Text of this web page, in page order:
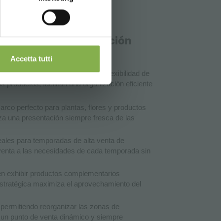
Accetta tutti
es una elección
la estética, funcionalidad y flexibilidad de
productos, facilitan una organización eficiente
perfecto para plantas, flores y productos
una presentación siempre fresca de las
para temporadas de alta venta de
a las necesidades de cada temporada sin
exhibir productos complementarios
maximiza el aprovechamiento del
reorganizar las zonas de
punto de venta dinámico y siempre